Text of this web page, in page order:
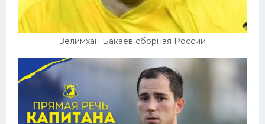
Зелимхан Бакаев сборная России